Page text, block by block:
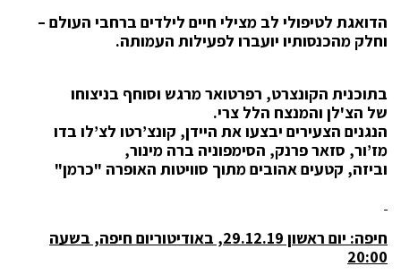
הדואגת לטיפולי לב מצילי חיים לילדים ברחבי העולם –
וחלק מהכנסותיו יועברו לפעילות העמותה.
בתוכנית הקונצרט, רפרטואר מרגש וסוחףבניצוחו
של הצ'לן והמנצח הלל צרי.
הנגנים הצעירים יבצעו את היידן, קונצ’רטו לצ’לו בדו
מז’ור, סזאר פרנק, הסימפוניה ברה מינור,
וביזה, קטעים אהובים מתוך סוויטות האופרה "כרמן"
חיפה: יום ראשון 29.12.19, באודיטוריום חיפה, בשעה
20:00